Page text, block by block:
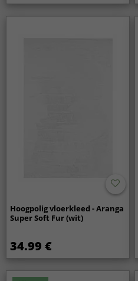
Hoogpolig vloerkleed - Aranga
Super Soft Fur (wit)
34.99 €